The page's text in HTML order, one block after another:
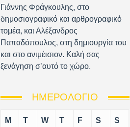
Γιάννης Φράγκουλης, στο
δημοσιογραφικό και αρθρογραφικό
τομέα, και Αλέξανδρος
Παπαδόπουλος, στη δημιουργία του
και στο ανιμέισιον. Καλή σας
ξενάγηση σ’αυτό το χώρο.
ΗΜΕΡΟΛΌΓΙΟ
M T W T F S S